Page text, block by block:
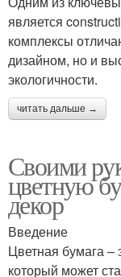
является
комплексы
дизайном, но и
экологичности.
читать дальше →
Своими
цветную
декор
Введение
Цветная бумага –
который может